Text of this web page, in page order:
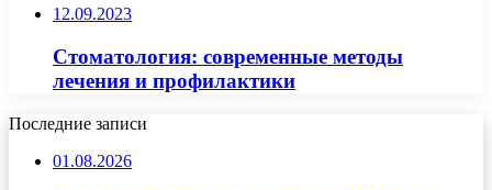
12.09.2023
Стоматология: современные методы
лечения и профилактики
Последние записи
01.08.2026